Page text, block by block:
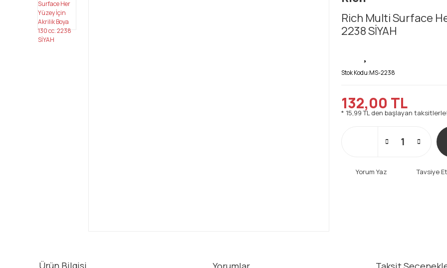
Rich Multi Surface
2238 SİYAH
Stok Kodu:MS-2238
132,00 TL
* 15,99 TL den başlayan
Yorum Yaz Tavsiye Et
Ürün Bilgisi